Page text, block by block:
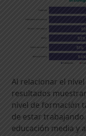
Al relacionar el
resultados
nivel de formación
de estar
educación media y